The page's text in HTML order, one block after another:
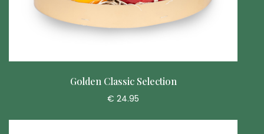
Golden Classic Selection
€ 24.95